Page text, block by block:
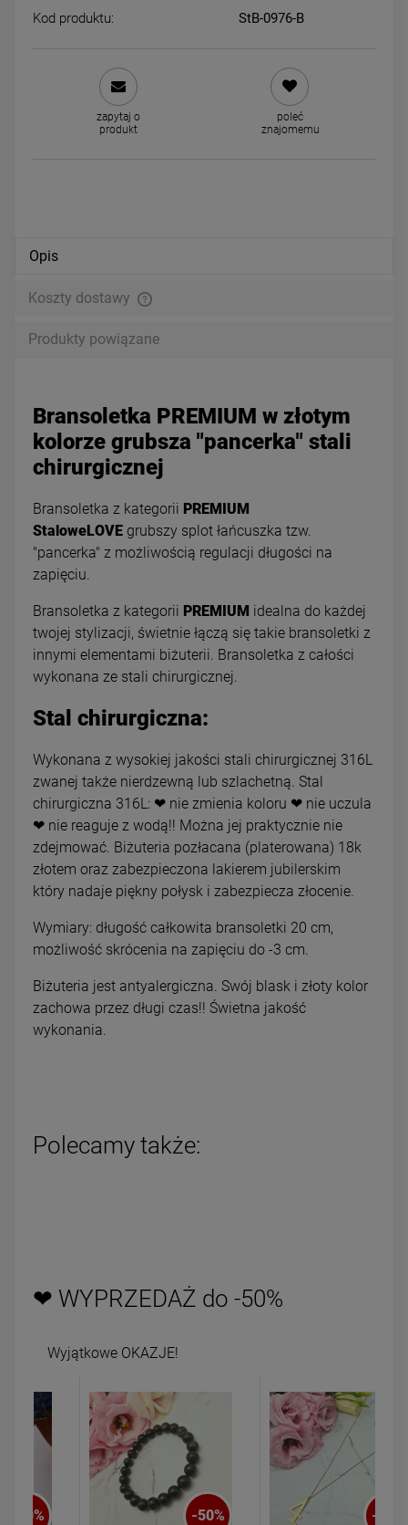
49,00 zł
powiadom o dostępności
49,00 zł
DO KOSZYKA
Kod produktu: StB-0976-B
zapytaj o
produkt
poleć
znajomemu
Opis
Koszty dostawy
Produkty powiązane
Bransoletka PREMIUM w złotym
kolorze grubsza "pancerka" stali
chirurgicznej
Bransoletka z kategorii PREMIUM
StaloweLOVE grubszy splot łańcuszka tzw.
"pancerka" z możliwością regulacji długości na
zapięciu.
Bransoletka z kategorii PREMIUM idealna do każdej
twojej stylizacji, świetnie łączą się takie bransoletki z
innymi elementami biżuterii. Bransoletka z całości
wykonana ze stali chirurgicznej.
Stal chirurgiczna:
Wykonana z wysokiej jakości stali chirurgicznej 316L
zwanej także nierdzewną lub szlachetną. Stal
chirurgiczna 316L: ❤ nie zmienia koloru ❤ nie uczula
❤ nie reaguje z wodą!! Można jej praktycznie nie
zdejmować. Biżuteria pozłacana (platerowana) 18k
złotem oraz zabezpieczona lakierem jubilerskim
który nadaje piękny połysk i zabezpiecza złocenie.
Wymiary: długość całkowita bransoletki 20 cm,
możliwość skrócenia na zapięciu do -3 cm.
Biżuteria jest antyalergiczna. Swój blask i złoty kolor
zachowa przez długi czas!! Świetna jakość
wykonania.
Polecamy także:
❤ WYPRZEDAŻ do -50%
Wyjątkowe OKAZJE!
-50